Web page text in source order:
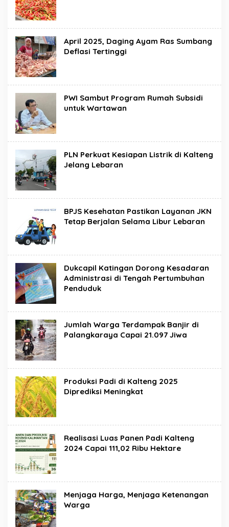
April 2025, Daging Ayam Ras Sumbang
Deflasi Tertinggi
PWI Sambut Program Rumah Subsidi
untuk Wartawan
PLN Perkuat Kesiapan Listrik di Kalteng
Jelang Lebaran
BPJS Kesehatan Pastikan Layanan JKN
Tetap Berjalan Selama Libur Lebaran
Dukcapil Katingan Dorong Kesadaran
Administrasi di Tengah Pertumbuhan
Penduduk
Jumlah Warga Terdampak Banjir di
Palangkaraya Capai 21.097 Jiwa
Produksi Padi di Kalteng 2025
Diprediksi Meningkat
Realisasi Luas Panen Padi Kalteng
2024 Capai 111,02 Ribu Hektare
Menjaga Harga, Menjaga Ketenangan
Warga